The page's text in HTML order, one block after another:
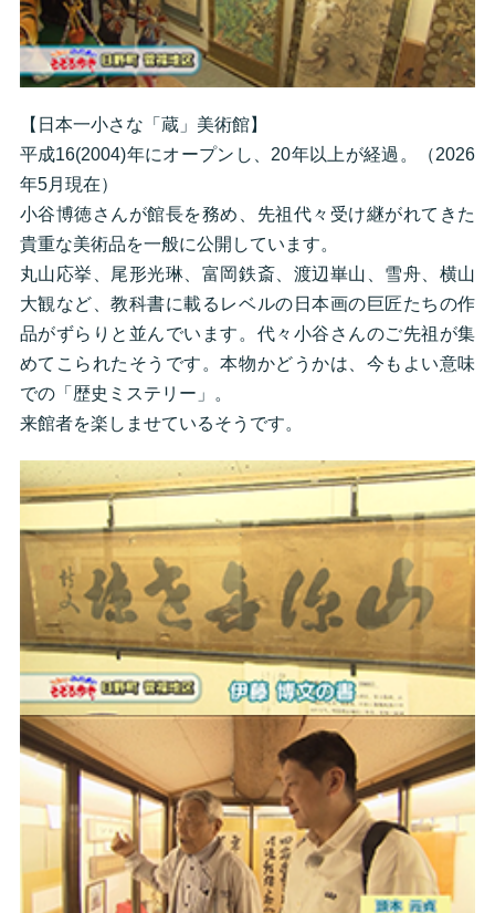
【日本一小さな「蔵」美術館】
平成16(2004)年にオープンし、20年以上が経過。（2026
年5月現在）
小谷博徳さんが館長を務め、先祖代々受け継がれてきた
貴重な美術品を一般に公開しています。
丸山応挙、尾形光琳、富岡鉄斎、渡辺崋山、雪舟、横山
大観など、教科書に載るレベルの日本画の巨匠たちの作
品がずらりと並んでいます。代々小谷さんのご先祖が集
めてこられたそうです。本物かどうかは、今もよい意味
での「歴史ミステリー」。
来館者を楽しませているそうです。